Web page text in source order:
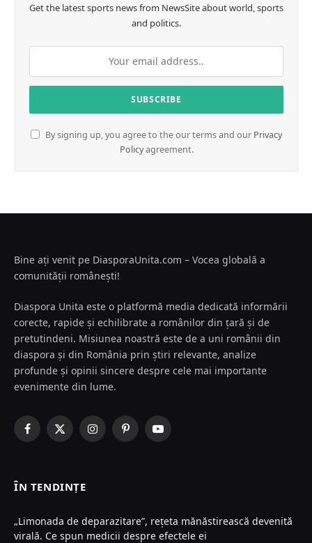
Get the latest sports news from NewsSite about world, sports
and politics.
By signing up, you agree to the our terms and our Privacy
Policyagreement.
Bine ați venit pe DiasporaUnita.com – Vocea globală a
comunității românești!
Diaspora Unita este o platformă media dedicată informării
corecte, rapide și echilibrate a românilor din țară și de
pretutindeni. Misiunea noastră este de a uni românii din
diaspora și din România prin știri relevante, analize
profunde și opinii sincere despre cele mai importante
evenimente din lume.
Facebook
X
InstagramPinterestYouTube
ÎN TENDINȚE
„Limonada de deparazitare”, rețeta mănăstirească devenită
virală. Ce spun medicii despre efectele ei